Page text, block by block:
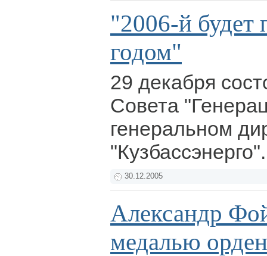
"2006-й будет
годом"
29 декабря
Совета
генеральном
30.12.2005
Александр
медалью